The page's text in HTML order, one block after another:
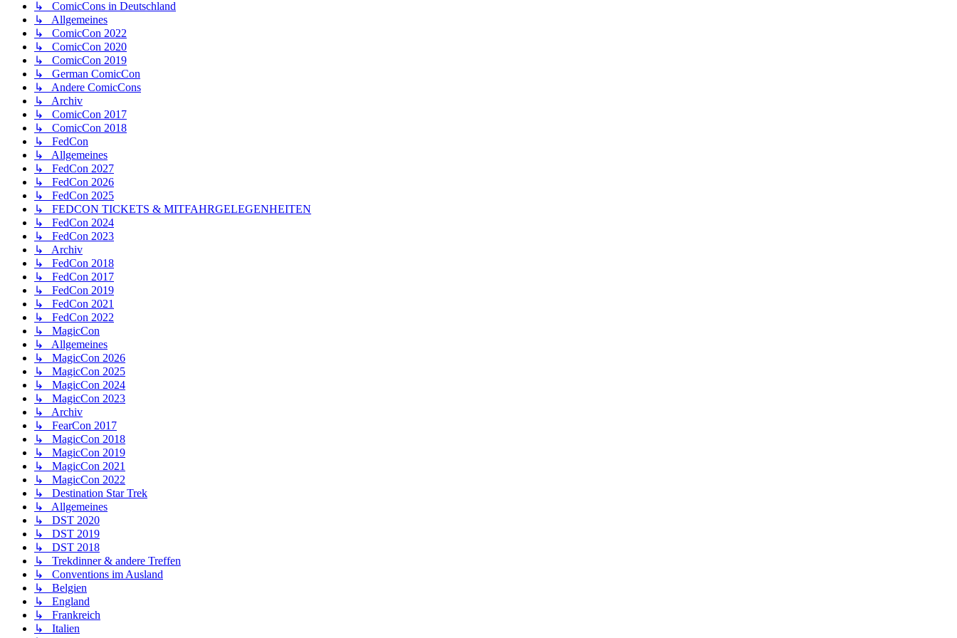
↳ ComicCons in Deutschland
↳ Allgemeines
↳ ComicCon 2022
↳ ComicCon 2020
↳ ComicCon 2019
↳ German ComicCon
↳ Andere ComicCons
↳ Archiv
↳ ComicCon 2017
↳ ComicCon 2018
↳ FedCon
↳ Allgemeines
↳ FedCon 2027
↳ FedCon 2026
↳ FedCon 2025
↳ FEDCON TICKETS & MITFAHRGELEGENHEITEN
↳ FedCon 2024
↳ FedCon 2023
↳ Archiv
↳ FedCon 2018
↳ FedCon 2017
↳ FedCon 2019
↳ FedCon 2021
↳ FedCon 2022
↳ MagicCon
↳ Allgemeines
↳ MagicCon 2026
↳ MagicCon 2025
↳ MagicCon 2024
↳ MagicCon 2023
↳ Archiv
↳ FearCon 2017
↳ MagicCon 2018
↳ MagicCon 2019
↳ MagicCon 2021
↳ MagicCon 2022
↳ Destination Star Trek
↳ Allgemeines
↳ DST 2020
↳ DST 2019
↳ DST 2018
↳ Trekdinner & andere Treffen
↳ Conventions im Ausland
↳ Belgien
↳ England
↳ Frankreich
↳ Italien